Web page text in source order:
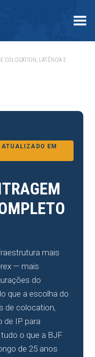
Toggle Menu
COLOCATION, LATÊNCIA E
EM
mais
— mais
do
que a escolha do
de colocation,
de IP para
o que a BJF
de 25 anos